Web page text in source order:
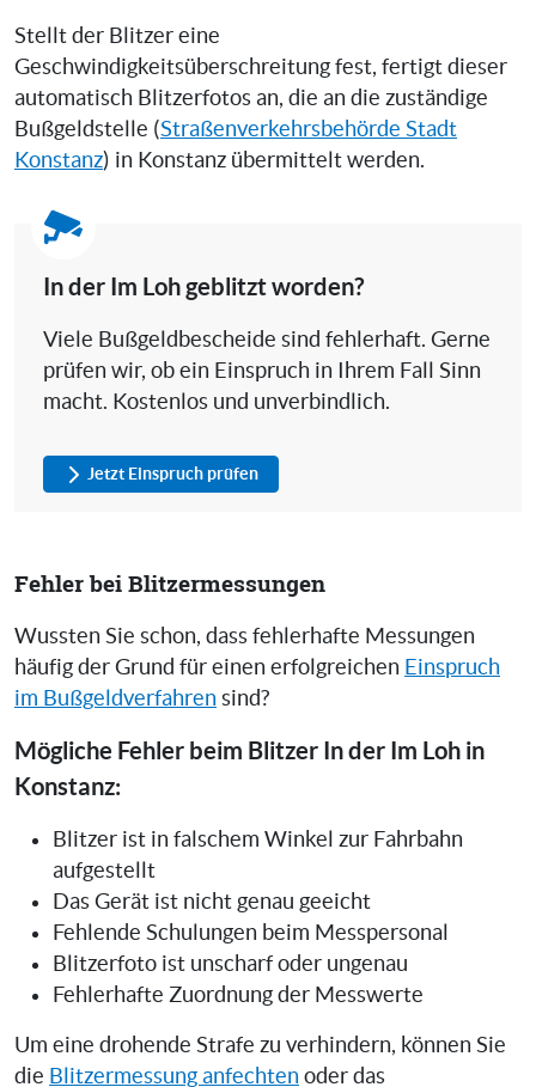
Stellt der Blitzer eine
Geschwindigkeitsüberschreitung fest, fertigt dieser
automatisch Blitzerfotos an, die an die zuständige
Bußgeldstelle (Straßenverkehrsbehörde Stadt
Konstanz) in Konstanz übermittelt werden.
In der Im Loh geblitzt worden?
Viele Bußgeldbescheide sind fehlerhaft. Gerne
prüfen wir, ob ein Einspruch in Ihrem Fall Sinn
macht. Kostenlos und unverbindlich.
Jetzt Einspruch prüfen
Fehler bei Blitzermessungen
Wussten Sie schon, dass fehlerhafte Messungen
häufig der Grund für einen erfolgreichen Einspruch
im Bußgeldverfahren sind?
Mögliche Fehler beim Blitzer In der Im Loh in
Konstanz:
Blitzer ist in falschem Winkel zur Fahrbahn
aufgestellt
Das Gerät ist nicht genau geeicht
Fehlende Schulungen beim Messpersonal
Blitzerfoto ist unscharf oder ungenau
Fehlerhafte Zuordnung der Messwerte
Um eine drohende Strafe zu verhindern, können Sie
die Blitzermessung anfechten oder das